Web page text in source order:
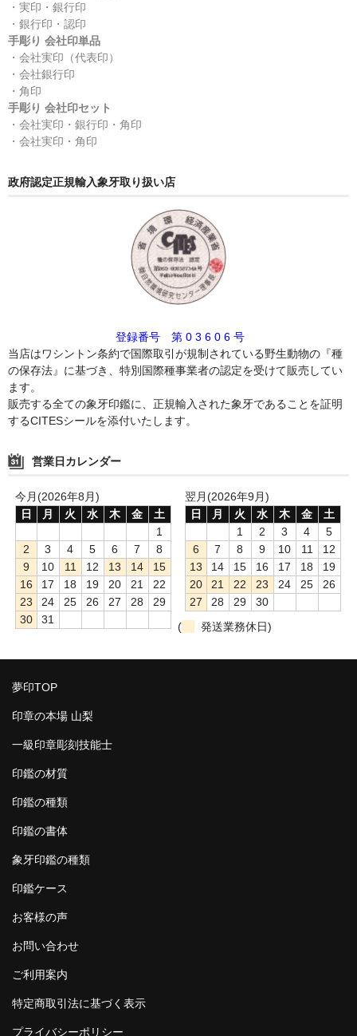
・実印・銀行印
・銀行印・認印
手彫り 会社印単品
・会社実印（代表印）
・会社銀行印
・角印
手彫り 会社印セット
・会社実印・銀行印・角印
・会社実印・角印
政府認定正規輸入象牙取り扱い店
登録番号 第 0 3 6 0 6 号
当店はワシントン条約で国際取引が規制されている野生動物の『種
の保存法』に基づき、特別国際種事業者の認定を受けて販売してい
ます。
販売する全ての象牙印鑑に、正規輸入された象牙であることを証明
するCITESシールを添付いたします。
営業日カレンダー
今月(2026年8月)
日
月 火 水 木 金
土
1
2
3 4 5 6 7
8
9
10 11 12 13 14
15
16
17 18 19 20 21
22
23
24 25 26 27 28
29
30
31
翌月(2026年9月)
日
月 火 水 木 金
土
1
2 3 4
5
6
7 8 9 10 11
12
13
14 15 16 17 18
19
20
21 22 23 24 25
26
27
28 29
30
(
発送業務休日)
夢印TOP
印章の本場 山梨
一級印章彫刻技能士
印鑑の材質
印鑑の種類
印鑑の書体
象牙印鑑の種類
印鑑ケース
お客様の声
お問い合わせ
ご利用案内
特定商取引法に基づく表示
プライバシーポリシー